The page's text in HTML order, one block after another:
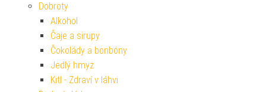
Dobroty
Alkohol
Čaje a sirupy
Čokolády a bonbóny
Jedlý hmyz
Kitl - Zdraví v láhvi